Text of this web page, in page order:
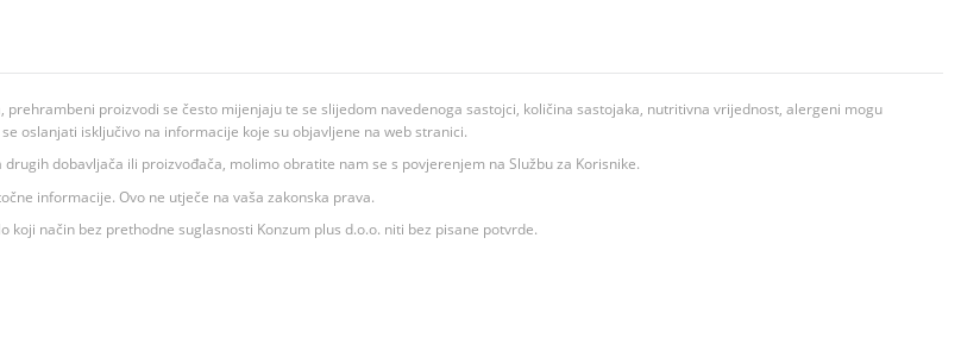
proizvodi se često mijenjaju te se slijedom navedenoga sastojci, količina sastojaka, nutritivna vrijednost, alergeni mogu
oslanjati isključivo na informacije koje su objavljene na web stranici.
dobavljača ili proizvođača, molimo obratite nam se s povjerenjem na Službu za Korisnike.
informacije. Ovo ne utječe na vaša zakonska prava.
način bez prethodne suglasnosti Konzum plus d.o.o. niti bez pisane potvrde.